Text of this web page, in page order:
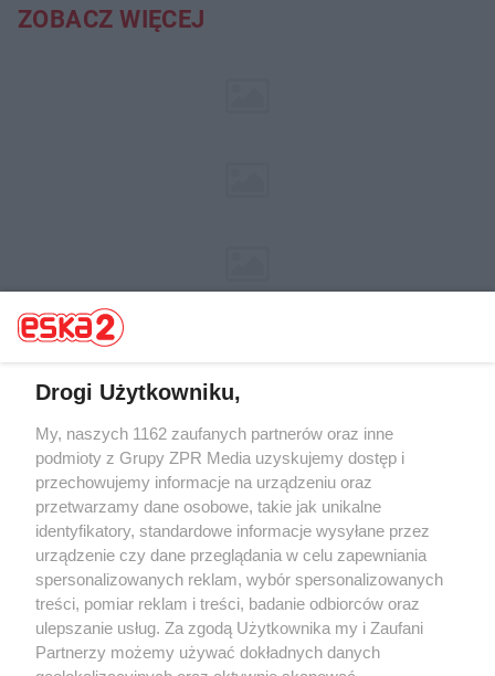
ZOBACZ WIĘCEJ
Żaden utwór zamieszczony w serwisie nie może być powielany i
rozpowszechniany lub dalej rozpowszechniany w jakikolwiek sposób (w
tym także elektroniczny lub mechaniczny) na jakimkolwiek polu
eksploatacji w jakiejkolwiek formie, włącznie z umieszczaniem w
Internecie bez pisemnej zgody właściciela praw. Jakiekolwiek użycie lub
wykorzystanie utworów w całości lub w części z naruszeniem prawa,
tzn. bez właściwej zgody, jest zabronione pod groźbą kary i może być
ścigane prawnie.
Drogi Użytkowniku,
My, naszych 1162 zaufanych partnerów oraz inne
podmioty z Grupy ZPR Media uzyskujemy dostęp i
przechowujemy informacje na urządzeniu oraz
przetwarzamy dane osobowe, takie jak unikalne
identyfikatory, standardowe informacje wysyłane przez
urządzenie czy dane przeglądania w celu zapewniania
spersonalizowanych reklam, wybór spersonalizowanych
treści, pomiar reklam i treści, badanie odbiorców oraz
ulepszanie usług. Za zgodą Użytkownika my i Zaufani
Partnerzy możemy używać dokładnych danych